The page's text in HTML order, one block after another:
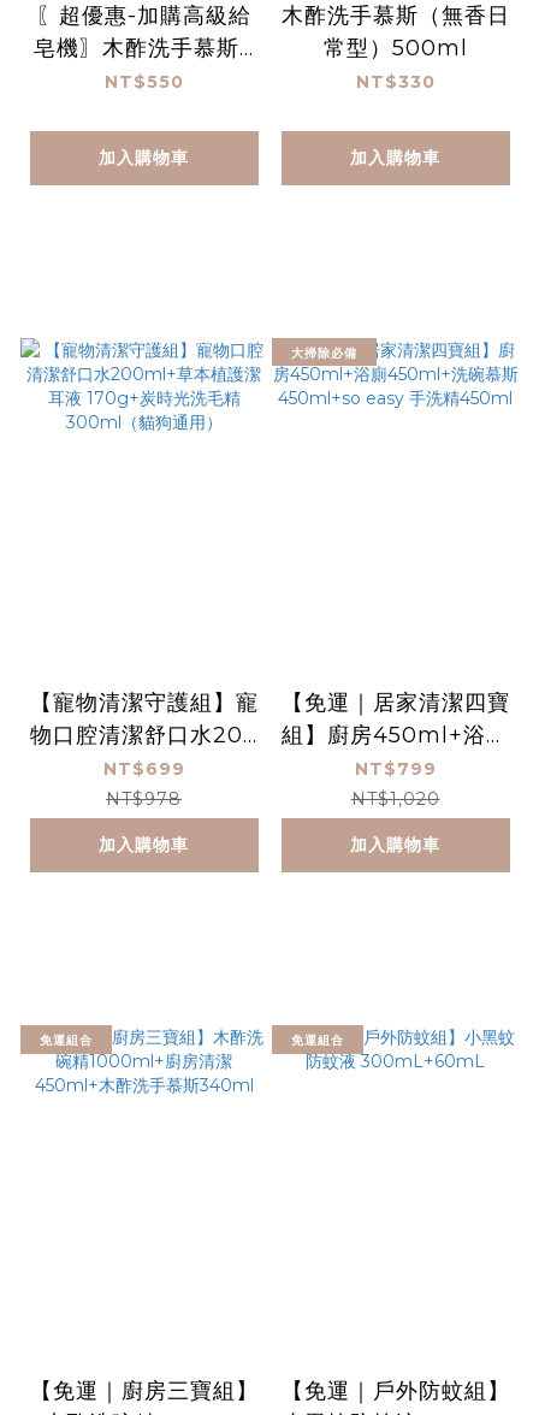
〖超優惠-加購高級給
皂機〗木酢洗手慕斯 1
000 mL
NT$550
加入購物車
木酢洗手慕斯（無香日
常型）500ml
NT$330
加入購物車
【寵物清潔守護組】寵
物口腔清潔舒口水200
ml+草本植護潔耳液 1
70g+炭時光洗毛精30
0ml（貓狗通用）
NT$699
NT$978
加入購物車
大掃除必備
【免運｜居家清潔四寶
組】廚房450ml+浴廁
450ml+洗碗慕斯450
ml+so easy 手洗精4
50ml
NT$799
NT$1,020
加入購物車
免運組合
【免運｜廚房三寶組】
免運組合
【免運｜戶外防蚊組】